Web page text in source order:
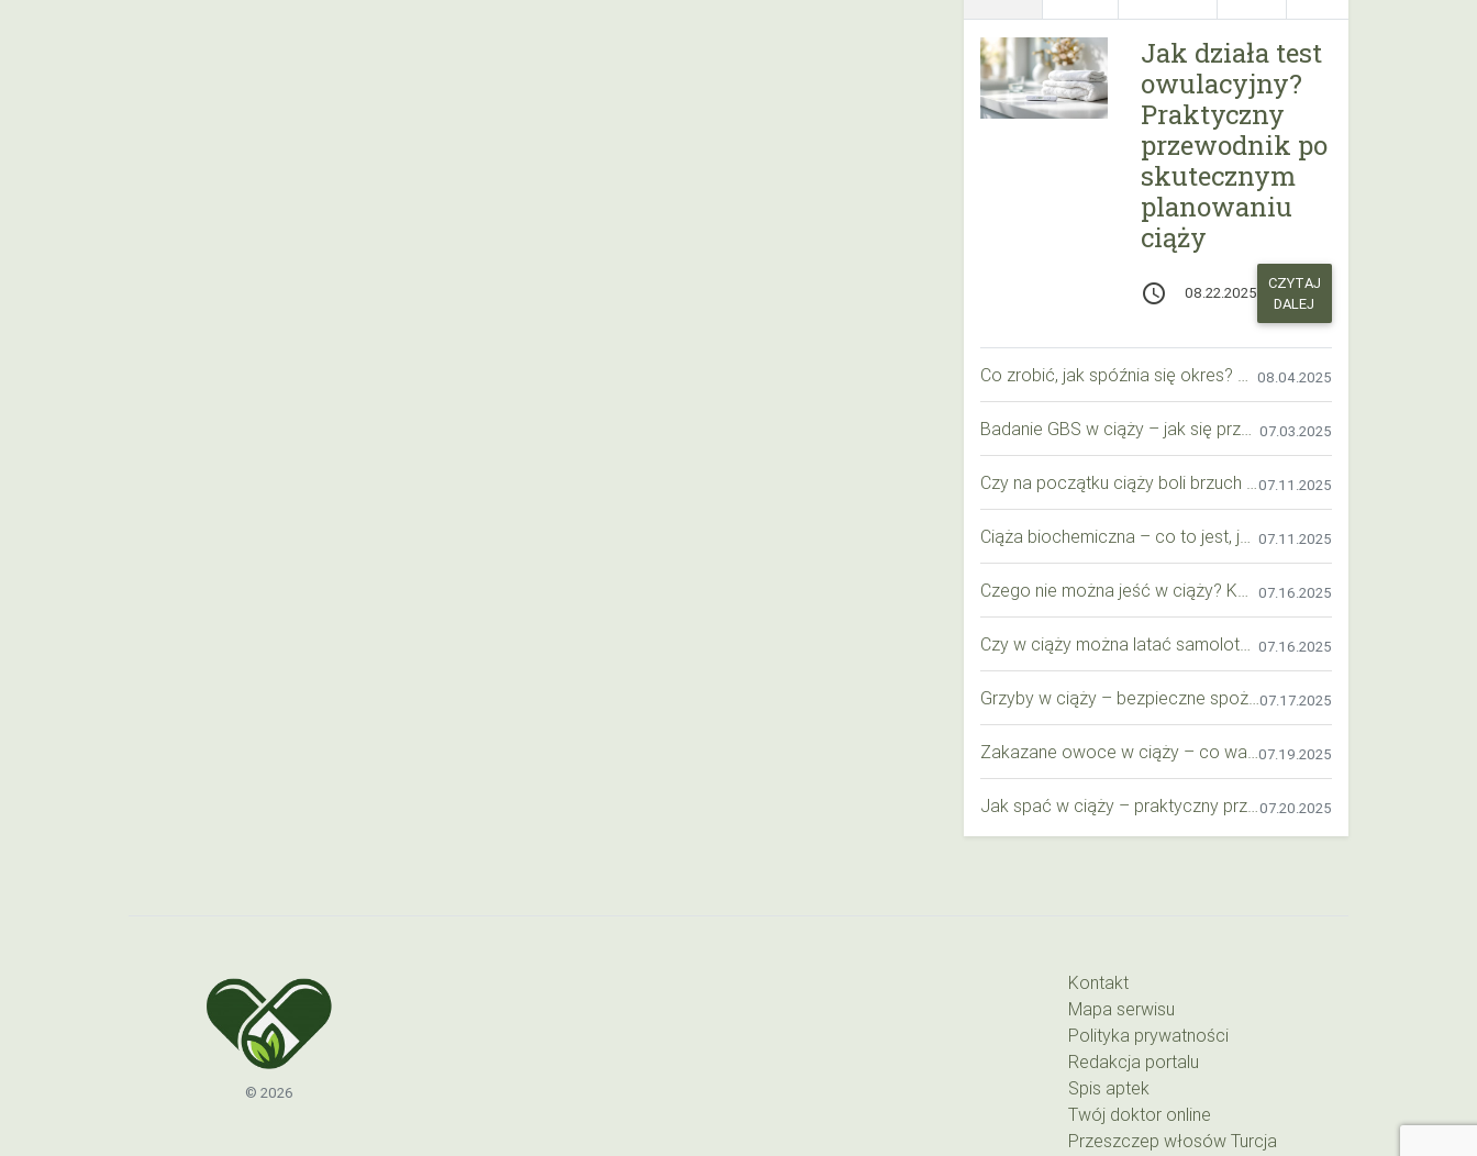
Jak działa test
owulacyjny?
Praktyczny
przewodnik po
skutecznym
planowaniu
ciąży
access_time 08.22.2025
CZYTAJ
DALEJ
08.04.2025
07.03.2025
07.11.2025
07.11.2025
07.16.2025
07.16.2025
07.17.2025
07.19.2025
07.20.2025
© 2026
Kontakt
Mapa serwisu
Polityka prywatności
Redakcja portalu
Spis aptek
Twój doktor online
Przeszczep włosów Turcja